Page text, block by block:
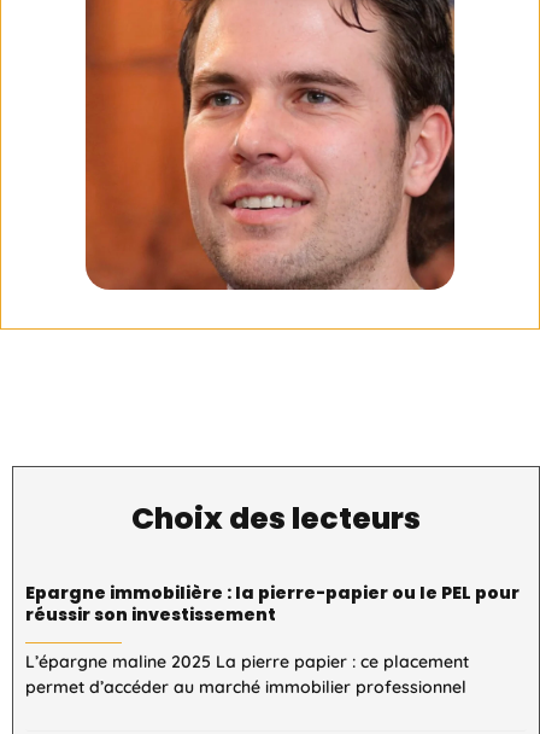
Choix des lecteurs
Epargne immobilière : la pierre-papier ou le PEL pour
réussir son investissement
L’épargne maline 2025 La pierre papier : ce placement
permet d’accéder au marché immobilier professionnel